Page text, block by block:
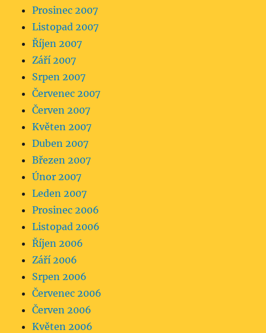
Prosinec 2007
Listopad 2007
Říjen 2007
Září 2007
Srpen 2007
Červenec 2007
Červen 2007
Květen 2007
Duben 2007
Březen 2007
Únor 2007
Leden 2007
Prosinec 2006
Listopad 2006
Říjen 2006
Září 2006
Srpen 2006
Červenec 2006
Červen 2006
Květen 2006